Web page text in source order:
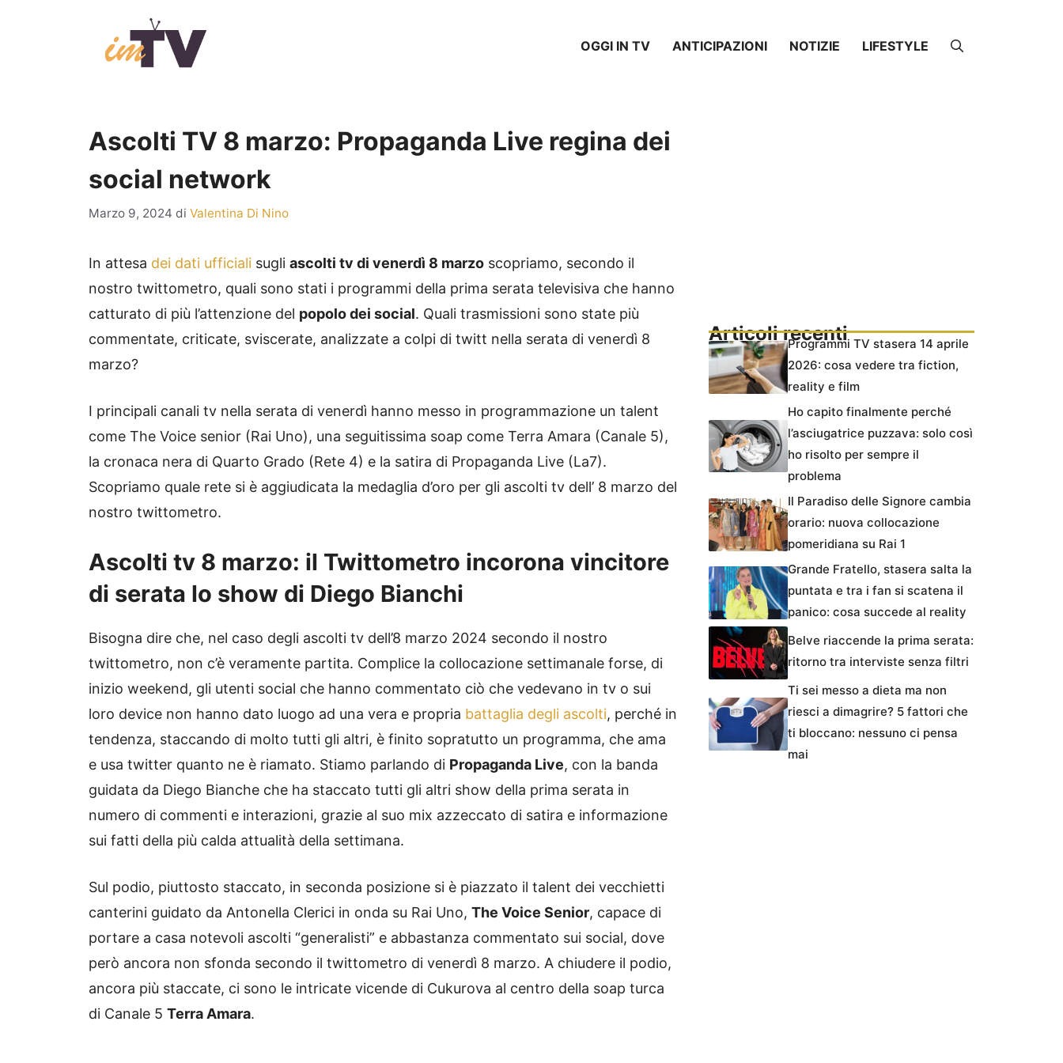
OGGI IN TV ANTICIPAZIONI NOTIZIE LIFESTYLE
Ascolti TV 8 marzo: Propaganda Live regina dei
social network
Marzo 9, 2024 di Valentina Di Nino
In attesa dei dati ufficiali sugli ascolti tv di venerdì 8 marzo scopriamo, secondo il
nostro twittometro, quali sono stati i programmi della prima serata televisiva che hanno
catturato di più l’attenzione del popolo dei social. Quali trasmissioni sono state più
commentate, criticate, sviscerate, analizzate a colpi di twitt nella serata di venerdì 8
marzo?
I principali canali tv nella serata di venerdì hanno messo in programmazione un talent
come The Voice senior (Rai Uno), una seguitissima soap come Terra Amara (Canale 5),
la cronaca nera di Quarto Grado (Rete 4) e la satira di Propaganda Live (La7).
Scopriamo quale rete si è aggiudicata la medaglia d’oro per gli ascolti tv dell’ 8 marzo del
nostro twittometro.
Ascolti tv 8 marzo: il Twittometro incorona vincitore
di serata lo show di Diego Bianchi
Bisogna dire che, nel caso degli ascolti tv dell’8 marzo 2024 secondo il nostro
twittometro, non c’è veramente partita. Complice la collocazione settimanale forse, di
inizio weekend, gli utenti social che hanno commentato ciò che vedevano in tv o sui
loro device non hanno dato luogo ad una vera e propria battaglia degli ascolti, perché in
tendenza, staccando di molto tutti gli altri, è finito sopratutto un programma, che ama
e usa twitter quanto ne è riamato. Stiamo parlando di Propaganda Live, con la banda
guidata da Diego Bianche che ha staccato tutti gli altri show della prima serata in
numero di commenti e interazioni, grazie al suo mix azzeccato di satira e informazione
sui fatti della più calda attualità della settimana.
Sul podio, piuttosto staccato, in seconda posizione si è piazzato il talent dei vecchietti
canterini guidato da Antonella Clerici in onda su Rai Uno, The Voice Senior, capace di
portare a casa notevoli ascolti “generalisti” e abbastanza commentato sui social, dove
però ancora non sfonda secondo il twittometro di venerdì 8 marzo. A chiudere il podio,
ancora più staccate, ci sono le intricate vicende di Cukurova al centro della soap turca
di Canale 5 Terra Amara.
Articoli recentiProgrammi TV stasera 14 aprile
2026: cosa vedere tra fiction,
reality e film
Ho capito finalmente perché
l’asciugatrice puzzava: solo così
ho risolto per sempre il
problema
Il Paradiso delle Signore cambia
orario: nuova collocazione
pomeridiana su Rai 1
Grande Fratello, stasera salta la
puntata e tra i fan si scatena il
panico: cosa succede al reality
Belve riaccende la prima serata:
ritorno tra interviste senza filtri
Ti sei messo a dieta ma non
riesci a dimagrire? 5 fattori che
ti bloccano: nessuno ci pensa
mai